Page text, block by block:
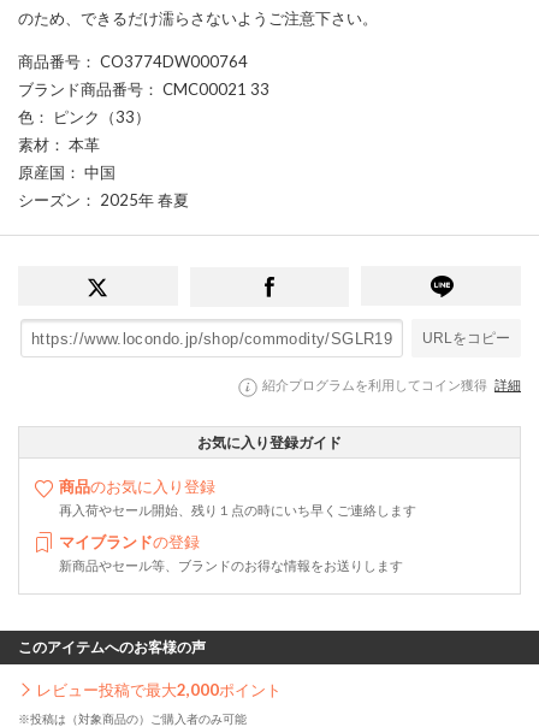
のため、できるだけ濡らさないようご注意下さい。
商品番号 ： CO3774DW000764
ブランド商品番号 ： CMC00021 33
色 ： ピンク（33）
素材 ： 本革
原産国 ： 中国
シーズン ： 2025年 春夏
URLをコピー
紹介プログラムを利用してコイン獲得 詳細
お気に入り登録ガイド
商品のお気に入り登録
再入荷やセール開始、残り１点の時にいち早くご連絡します
マイブランドの登録
新商品やセール等、ブランドのお得な情報をお送りします
このアイテムへのお客様の声
レビュー投稿で最大2,000ポイント
※投稿は（対象商品の）ご購入者のみ可能